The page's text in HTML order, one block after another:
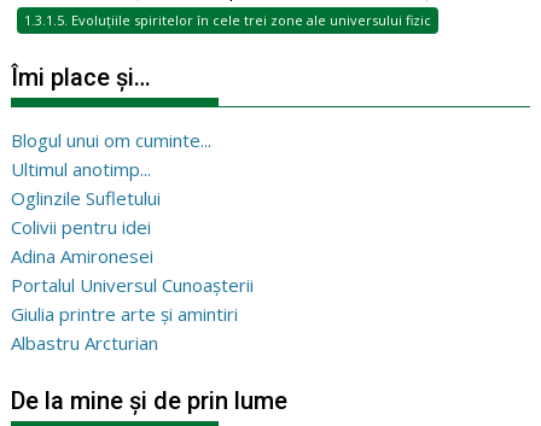
1.3.1.5. Evoluțiile spiritelor în cele trei zone ale universului fizic
Îmi place și…
Blogul unui om cuminte...
Ultimul anotimp...
Oglinzile Sufletului
Colivii pentru idei
Adina Amironesei
Portalul Universul Cunoașterii
Giulia printre arte și amintiri
Albastru Arcturian
De la mine și de prin lume